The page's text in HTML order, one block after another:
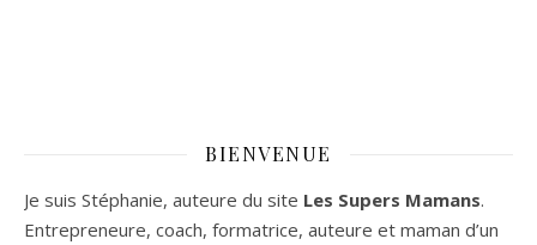
BIENVENUE
Je suis Stéphanie, auteure du site Les Supers Mamans.
Entrepreneure, coach, formatrice, auteure et maman d’un